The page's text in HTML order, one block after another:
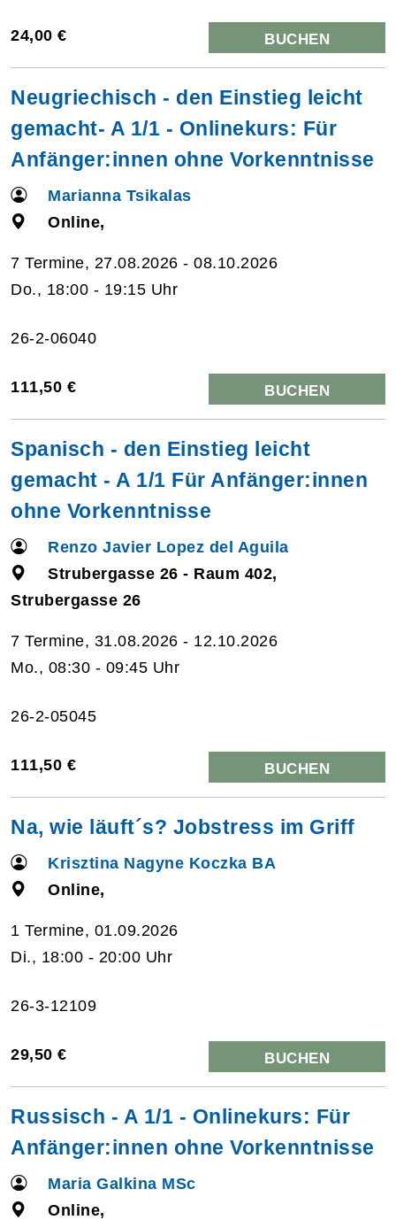
24,00 € BUCHEN
Neugriechisch - den Einstieg leicht
gemacht- A 1/1 - Onlinekurs: Für
Anfänger:innen ohne Vorkenntnisse
Marianna Tsikalas
Online,
7 Termine, 27.08.2026 - 08.10.2026
Do., 18:00 - 19:15 Uhr
26-2-06040
111,50 € BUCHEN
Spanisch - den Einstieg leicht
gemacht - A 1/1 Für Anfänger:innen
ohne Vorkenntnisse
Renzo Javier Lopez del Aguila
Strubergasse 26 - Raum 402,
Strubergasse 26
7 Termine, 31.08.2026 - 12.10.2026
Mo., 08:30 - 09:45 Uhr
26-2-05045
111,50 € BUCHEN
Na, wie läuft´s? Jobstress im Griff
Krisztina Nagyne Koczka BA
Online,
1 Termine, 01.09.2026
Di., 18:00 - 20:00 Uhr
26-3-12109
29,50 € BUCHEN
Russisch - A 1/1 - Onlinekurs: Für
Anfänger:innen ohne Vorkenntnisse
Maria Galkina MSc
Online,